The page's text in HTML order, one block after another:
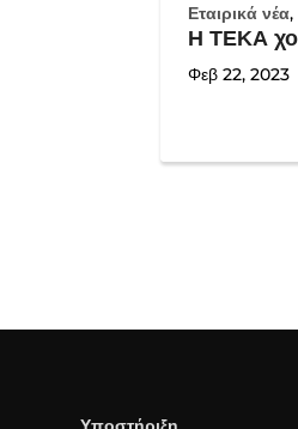
Εταιρικά νέα,
Η ΤΕΚΑ
Φεβ 22, 2023